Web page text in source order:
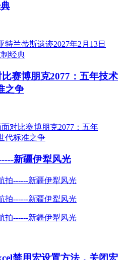
赛博朋克2077：五年技术
之争
新疆伊犁风光
禁用宏设置方法，关闭宏